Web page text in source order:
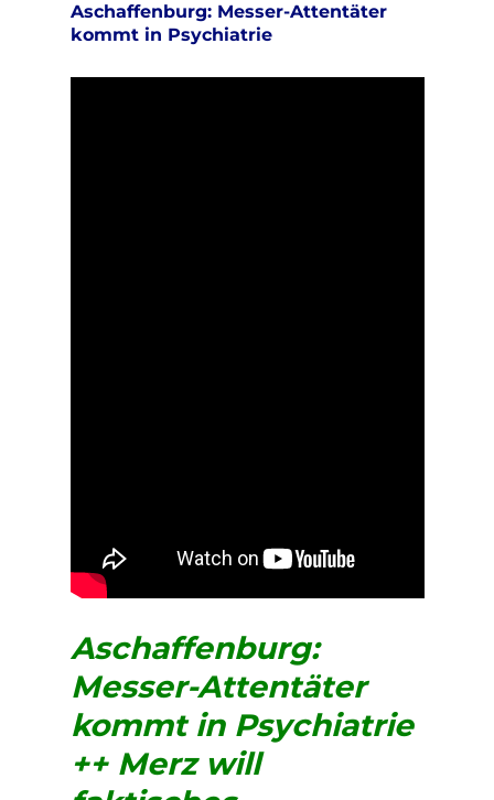
Aschaffenburg: Messer-Attentäter
kommt in Psychiatrie
Aschaffenburg:
Messer-Attentäter
kommt in Psychiatrie
++ Merz will